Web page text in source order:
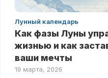
Лунный календарь
Как фазы Луны
жизнью и как
ваши мечты
19 марта, 2026